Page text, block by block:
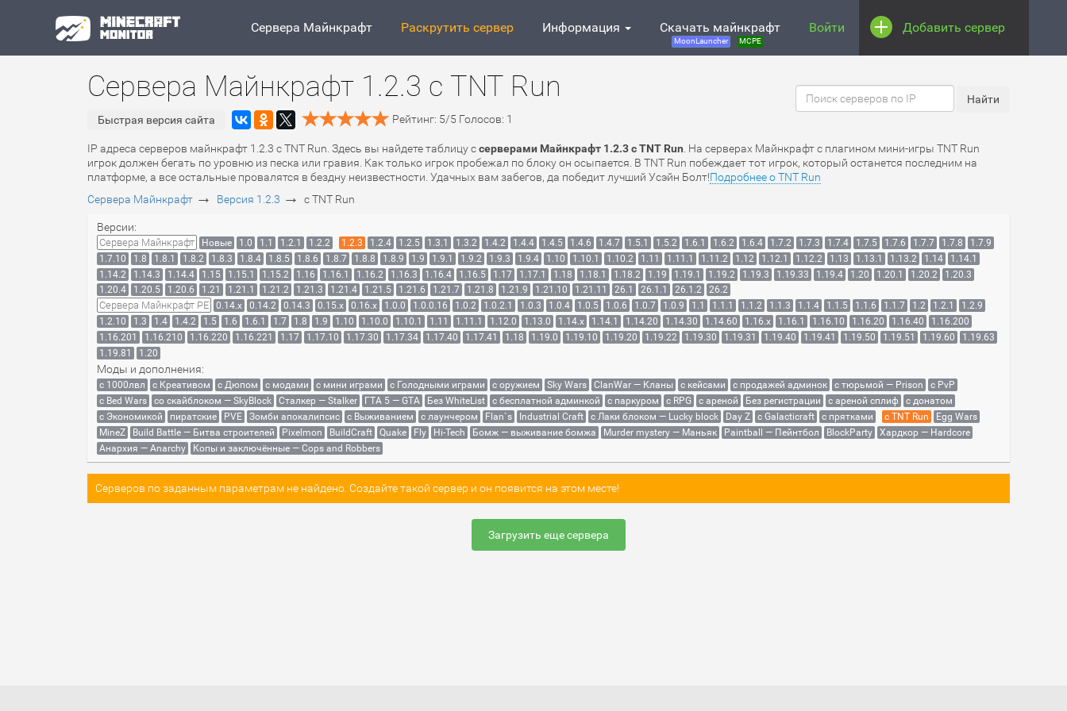
Сервера Майнкрафт Раскрутить сервер Информация Скачать майнкрафт
MoonLauncher MCPE
Войти Добавить сервер
Сервера Майнкрафт 1.2.3 с TNT Run
Быстрая версия сайта Рейтинг: 5/5 Голосов: 1
IP адреса серверов майнкрафт 1.2.3 с TNT Run. Здесь вы найдете таблицу ссерверами Майнкрафт 1.2.3 с TNT Run . На серверах Майнкрафт c плагином мини-игры TNT Run
игрок должен бегать по уровню из песка или гравия. Как только игрок пробежал по блоку он осыпается. В TNT Run побеждает тот игрок, который останется последним на
платформе, а все остальные провалятся в бездну неизвестности. Удачных вам забегов, да победит лучший Усэйн Болт!Подробнее о TNT Run
Сервера Майнкрафт → Версия 1.2.3 → с TNT Run
Версии:
Сервера Майнкрафт Новые 1.0 1.1 1.2.1 1.2.2 1.2.3 1.2.4 1.2.5 1.3.1 1.3.2 1.4.2 1.4.4 1.4.5 1.4.6 1.4.7 1.5.1 1.5.2 1.6.1 1.6.2 1.6.4 1.7.2 1.7.3 1.7.4 1.7.5 1.7.6 1.7.7 1.7.8
1.7.9
1.7.10
1.8 1.8.1 1.8.2 1.8.3 1.8.4 1.8.5 1.8.6 1.8.7 1.8.8 1.8.9 1.9 1.9.1 1.9.2 1.9.3 1.9.4 1.10 1.10.1 1.10.2 1.11 1.11.1 1.11.2 1.12 1.12.1 1.12.2 1.13 1.13.1 1.13.2 1.14
1.14.1
1.14.2
1.14.3 1.14.4 1.15 1.15.1 1.15.2 1.16 1.16.1 1.16.2 1.16.3 1.16.4 1.16.5 1.17 1.17.1 1.18 1.18.1 1.18.2 1.19 1.19.1 1.19.2 1.19.3 1.19.33 1.19.4 1.20 1.20.1 1.20.2
1.20.3
1.20.4
1.20.5 1.20.6 1.21 1.21.1 1.21.2 1.21.3 1.21.4 1.21.5 1.21.6 1.21.7 1.21.8 1.21.9 1.21.10 1.21.11 26.1 26.1.1 26.1.2 26.2
Сервера Майнкрафт PE 0.14.x 0.14.2 0.14.3 0.15.x 0.16.x 1.0.0 1.0.0.16 1.0.2 1.0.2.1 1.0.3 1.0.4 1.0.5 1.0.6 1.0.7 1.0.9 1.1 1.1.1 1.1.2 1.1.3 1.1.4 1.1.5 1.1.6 1.1.7 1.2 1.2.1
1.2.9
1.2.10
1.3 1.4 1.4.2 1.5 1.6 1.6.1 1.7 1.8 1.9 1.10 1.10.0 1.10.1 1.11 1.11.1 1.12.0 1.13.0 1.14.x 1.14.1 1.14.20 1.14.30 1.14.60 1.16.x 1.16.1 1.16.10 1.16.20 1.16.40
1.16.200
1.16.201
1.16.210 1.16.220 1.16.221 1.17 1.17.10 1.17.30 1.17.34 1.17.40 1.17.41 1.18 1.19.0 1.19.10 1.19.20 1.19.22 1.19.30 1.19.31 1.19.40 1.19.41 1.19.50 1.19.51 1.19.60
1.19.63
1.19.81
1.20
Моды и дополнения:
с 1000лвл c Креативом с Дюпом с модами с мини играми с Голодными играми с оружием Sky Wars ClanWar — Кланы с кейсами с продажей админок с тюрьмой — Prison
с PvP
с Bed Wars
со скайблоком — SkyBlock Сталкер — Stalker ГТА 5 — GTA Без WhiteList с бесплатной админкой с паркуром с RPG с ареной Без регистрации с ареной сплиф
с донатом
с Экономикой
пиратские PVE Зомби апокалипсис с Выживанием с лаунчером Flan`s Industrial Craft с Лаки блоком — Lucky block Day Z с Galacticraft с прятками с TNT Run
Egg Wars
MineZ
Build Battle — Битва строителей Pixelmon BuildCraft Quake Fly Hi-Tech Бомж — выживание бомжа Murder mystery — Маньяк Paintball — Пейнтбол BlockParty
Хардкор — Hardcore
Анархия — Anarchy
Копы и заключённые — Cops and Robbers
Серверов по заданным параметрам не найдено. Создайте такой сервер и он появится на этом месте!
Загрузить еще сервера